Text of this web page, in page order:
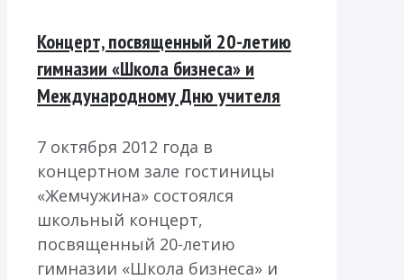
Концерт, посвященный 20-летию
гимназии «Школа бизнеса» и
Международному Дню учителя
7 октября 2012 года в
концертном зале гостиницы
«Жемчужина» состоялся
школьный концерт,
посвященный 20-летию
гимназии «Школа бизнеса» и